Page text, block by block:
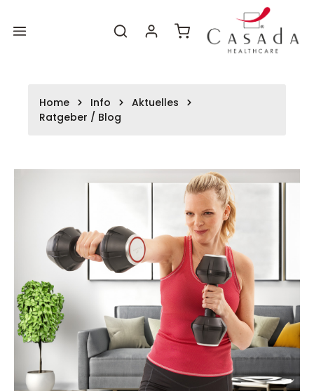
Hauptinhalt
FooterWarenkorb enthält 0
Home Info
Aktuelles
Ratgeber / Blog